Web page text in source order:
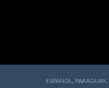
ESPAÑOL, PARAGUAY,